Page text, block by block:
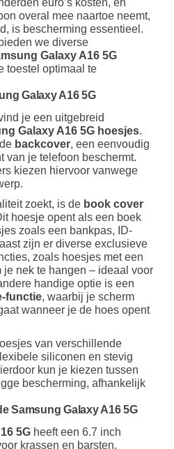
euro’s kosten, en
overal mee naartoe neemt,
is bescherming essentieel.
bieden we diverse
Galaxy A16 5G
toestel optimaal te
Galaxy A16 5G
je een uitgebreid
Galaxy A16 5G hoesjes.
backcover, een eenvoudig
van je telefoon beschermt.
kiezen hiervoor vanwege
zoekt, is de book cover
hoesje opent als een boek
zoals een bankpas, ID-
zijn er diverse exclusieve
zoals hoesjes met een
je nek te hangen – ideaal voor
handige optie is een
functie, waarbij je scherm
wanneer je de hoes opent
van verschillende
siliconen en stevig
kun je kiezen tussen
bescherming, afhankelijk
Samsung Galaxy A16 5G
5G heeft een 6.7 inch
krassen en barsten.